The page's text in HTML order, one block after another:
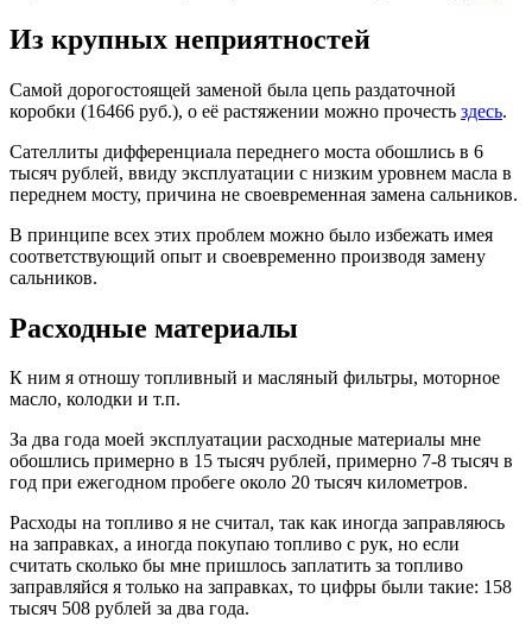
Из крупных неприятностей
Самой дорогостоящей заменой была цепь раздаточной
коробки (16466 руб.), о её растяжении можно прочесть здесь.
Сателлиты дифференциала переднего моста обошлись в 6
тысяч рублей, ввиду эксплуатации с низким уровнем масла в
переднем мосту, причина не своевременная замена сальников.
В принципе всех этих проблем можно было избежать имея
соответствующий опыт и своевременно производя замену
сальников.
Расходные материалы
К ним я отношу топливный и масляный фильтры, моторное
масло, колодки и т.п.
За два года моей эксплуатации расходные материалы мне
обошлись примерно в 15 тысяч рублей, примерно 7-8 тысяч в
год при ежегодном пробеге около 20 тысяч километров.
Расходы на топливо я не считал, так как иногда заправляюсь
на заправках, а иногда покупаю топливо с рук, но если
считать сколько бы мне пришлось заплатить за топливо
заправляйся я только на заправках, то цифры были такие: 158
тысяч 508 рублей за два года.